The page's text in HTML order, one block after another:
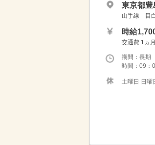
東京都豊
山手線 目
時給
交通費 1ヵ
期間：長
時間：09：
土曜日 日曜